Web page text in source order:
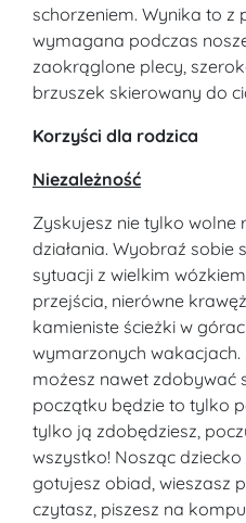
schorzeniem. Wynika to z
wymagana podczas
zaokrąglone plecy,
brzuszek skierowany do
Korzyści dla rodzica
Niezależność
Zyskujesz nie tylko wolne
działania. Wyobraź sobie
sytuacji z wielkim
przejścia, nierówne
kamieniste ścieżki w
wymarzonych wakacjach.
możesz nawet zdobywać
początku będzie to tylko
tylko ją zdobędziesz,
wszystko! Nosząc dziecko
gotujesz obiad, wieszasz
czytasz, piszesz na